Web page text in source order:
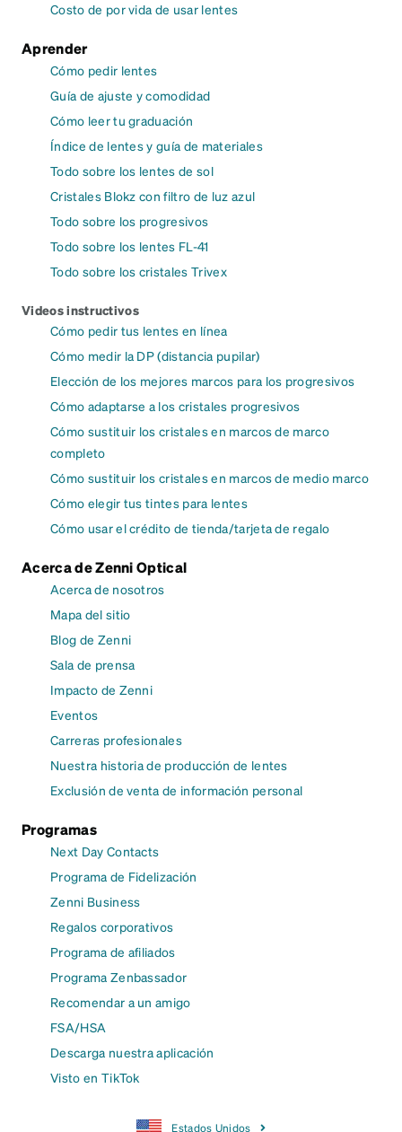
Costo de por vida de usar lentes
Aprender
Cómo pedir lentes
Guía de ajuste y comodidad
Cómo leer tu graduación
Índice de lentes y guía de materiales
Todo sobre los lentes de sol
Cristales Blokz con filtro de luz azul
Todo sobre los progresivos
Todo sobre los lentes FL-41
Todo sobre los cristales Trivex
Videos instructivos
Cómo pedir tus lentes en línea
Cómo medir la DP (distancia pupilar)
Elección de los mejores marcos para los progresivos
Cómo adaptarse a los cristales progresivos
Cómo sustituir los cristales en marcos de marco
completo
Cómo sustituir los cristales en marcos de medio marco
Cómo elegir tus tintes para lentes
Cómo usar el crédito de tienda/tarjeta de regalo
Acerca de Zenni Optical
Acerca de nosotros
Mapa del sitio
Blog de Zenni
Sala de prensa
Impacto de Zenni
Eventos
Carreras profesionales
Nuestra historia de producción de lentes
Exclusión de venta de información personal
Programas
Next Day Contacts
Programa de Fidelización
Zenni Business
Regalos corporativos
Programa de afiliados
Programa Zenbassador
Recomendar a un amigo
FSA/HSA
Descarga nuestra aplicación
Visto en TikTok
Estados Unidos